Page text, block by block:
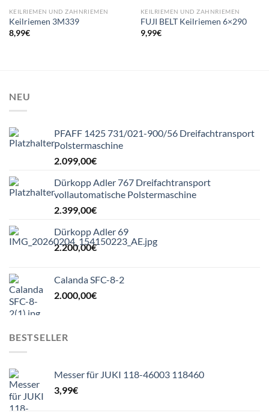
KEILRIEMEN UND ZAHNRIEMEN
Keilriemen 3M339
8,99€
KEILRIEMEN UND ZAHNRIEMEN
FUJI BELT Keilriemen 6×290
9,99€
NEU
PFAFF 1425 731/021-900/56 Dreifachtransport
Polstermaschine
2.099,00€
Dürkopp Adler 767 Dreifachtransport
vollautomatische Polstermaschine
2.399,00€
Dürkopp Adler 69
2.200,00€
Calanda SFC-8-2
2.000,00€
BESTSELLER
Messer für JUKI 118-46003 118460
3,99€